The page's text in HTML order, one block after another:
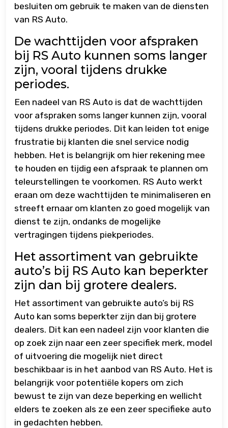
besluiten om gebruik te maken van de diensten
van RS Auto.
De wachttijden voor afspraken
bij RS Auto kunnen soms langer
zijn, vooral tijdens drukke
periodes.
Een nadeel van RS Auto is dat de wachttijden
voor afspraken soms langer kunnen zijn, vooral
tijdens drukke periodes. Dit kan leiden tot enige
frustratie bij klanten die snel service nodig
hebben. Het is belangrijk om hier rekening mee
te houden en tijdig een afspraak te plannen om
teleurstellingen te voorkomen. RS Auto werkt
eraan om deze wachttijden te minimaliseren en
streeft ernaar om klanten zo goed mogelijk van
dienst te zijn, ondanks de mogelijke
vertragingen tijdens piekperiodes.
Het assortiment van gebruikte
auto’s bij RS Auto kan beperkter
zijn dan bij grotere dealers.
Het assortiment van gebruikte auto’s bij RS
Auto kan soms beperkter zijn dan bij grotere
dealers. Dit kan een nadeel zijn voor klanten die
op zoek zijn naar een zeer specifiek merk, model
of uitvoering die mogelijk niet direct
beschikbaar is in het aanbod van RS Auto. Het is
belangrijk voor potentiële kopers om zich
bewust te zijn van deze beperking en wellicht
elders te zoeken als ze een zeer specifieke auto
in gedachten hebben.